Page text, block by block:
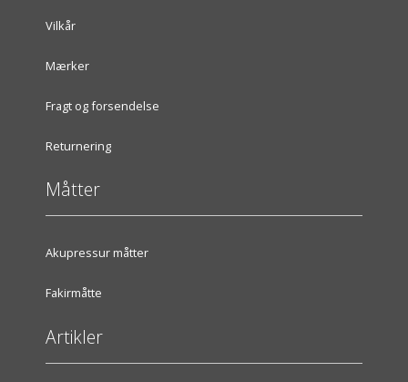
Vilkår
Mærker
Fragt og forsendelse
Returnering
Måtter
Akupressur måtter
Fakirmåtte
Artikler